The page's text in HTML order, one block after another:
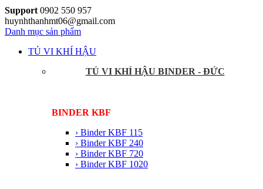
Support 0902 550 957
huynhthanhmt06@gmail.com
Danh mục sản phẩm
TỦ VI KHÍ HẬU
TỦ VI KHÍ HẬU BINDER - ĐỨC
BINDER KBF
› Binder KBF 115
› Binder KBF 240
› Binder KBF 720
› Binder KBF 1020